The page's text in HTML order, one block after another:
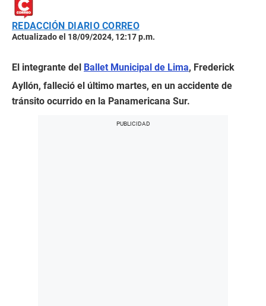
REDACCIÓN DIARIO CORREO
Actualizado el 18/09/2024, 12:17 p.m.
El integrante del Ballet Municipal de Lima, Frederick
Ayllón, falleció el último martes, en un accidente de
tránsito ocurrido en la Panamericana Sur.